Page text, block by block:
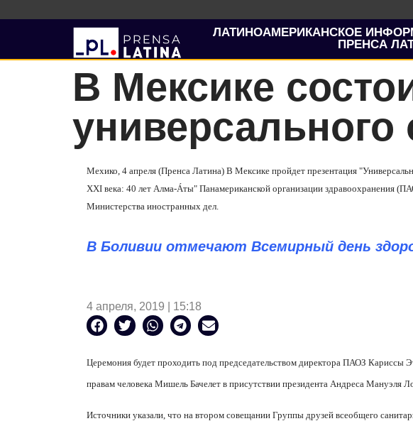
ЛАТИНОАМЕРИКАНСКОЕ
ПРЕНСА
В Мексике
Мехико, 4 апреля (Пренса Латина) В Мексике пройдет презентация
XXI века: 40 лет Алма-Áты" Панамериканской организации здравоохранения
Министерства иностранных дел.
В Боливии отмечают Всемирный день
4 апреля, 2019 | 15:18
Церемония будет проходить под председательством директора ПАОЗ Кариссы
правам человека Мишель Бачелет в присутствии президента Андреса Мануэля
Источники указали, что на втором совещании Группы друзей всеобщего